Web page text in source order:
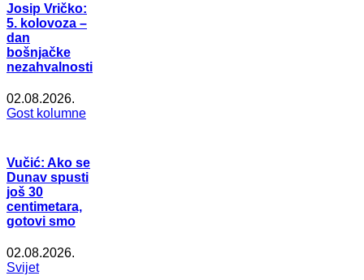
Josip Vričko:
5. kolovoza –
dan
bošnjačke
nezahvalnosti
02.08.2026.
Gost kolumne
Vučić: Ako se
Dunav spusti
još 30
centimetara,
gotovi smo
02.08.2026.
Svijet